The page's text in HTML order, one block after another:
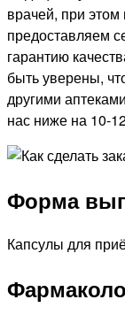
врачей, при этом
предоставляем
гарантию
быть уверены,
другими
нас ниже на 10-
Форма
Капсулы для